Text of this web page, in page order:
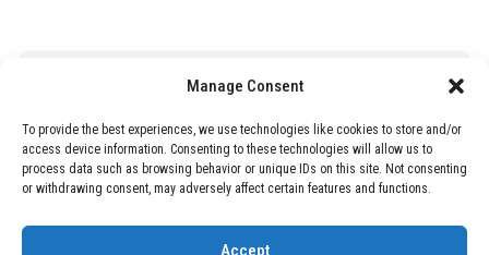
Manage Consent
To provide the best experiences, we use technologies like cookies to store and/or
access device information. Consenting to these technologies will allow us to
process data such as browsing behavior or unique IDs on this site. Not consenting
or withdrawing consent, may adversely affect certain features and functions.
Accept